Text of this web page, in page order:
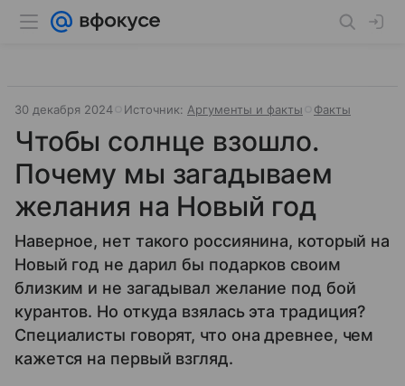
30 декабря 2024 Источник: Аргументы и факты Факты
Чтобы солнце взошло.
Почему мы загадываем
желания на Новый год
Наверное, нет такого россиянина, который на
Новый год не дарил бы подарков своим
близким и не загадывал желание под бой
курантов. Но откуда взялась эта традиция?
Специалисты говорят, что она древнее, чем
кажется на первый взгляд.